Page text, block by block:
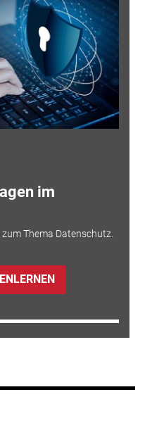
im
Thema Datenschutz.